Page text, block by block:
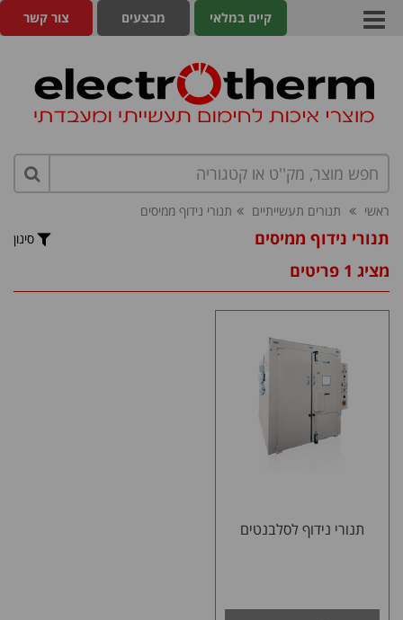
צור קשר מבצעים קיים במלאי
ראשי תנורים תעשייתיים תנורי נידוף ממיסים
תנורי נידוף ממיסים סינון
מציג 1 פריטים
תנורי נידוף לסלבנטים